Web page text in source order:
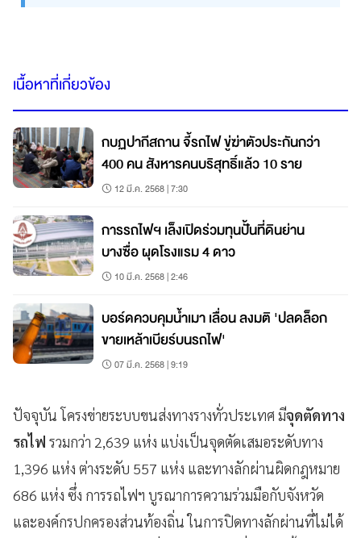
เนื้อหาที่เกี่ยวข้อง
กบฏปากีสถาน จี้รถไฟ ขู่ฆ่าตัวประกันกว่า
400 คน สังหารคนบริสุทธิ์แล้ว 10 ราย
12 มี.ค. 2568 | 7:30
การรถไฟฯ เล็งเปิดร่วมทุนปั้นที่ดินย่าน
บางซื่อ ผุดโรงแรม 4 ดาว
10 มี.ค. 2568 | 2:46
บอร์ดควบคุมน้ำเมา เลื่อน ลงมติ 'ปลดล็อก
ขายเหล้าเบียร์บนรถไฟ'
07 มี.ค. 2568 | 9:19
ปัจจุบัน โครงข่ายระบบขนส่งทางรางทั่วประเทศ มีจุดตัดทาง
รถไฟ รวมกว่า 2,639 แห่ง แบ่งเป็นจุดตัดเสมอระดับทาง
1,396 แห่ง ต่างระดับ 557 แห่ง และทางลักผ่านผิดกฎหมาย
686 แห่ง ซึ่ง การรถไฟฯ บูรณาการความร่วมมือกับจังหวัด
และองค์กรปกครองส่วนท้องถิ่น ในการปิดทางลักผ่านที่ไม่ได้